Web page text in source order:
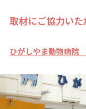
取材にご協力いた
ひがしやま動物病院